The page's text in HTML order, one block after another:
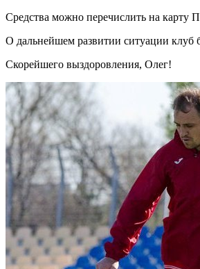
Средства можно перечислить на карту
О дальнейшем развитии ситуации клуб
Скорейшего выздоровления, Олег!